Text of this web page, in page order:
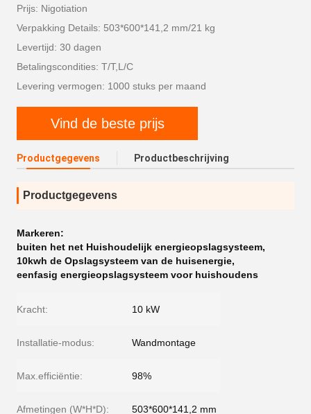
Prijs: Nigotiation
Verpakking Details: 503*600*141,2 mm/21 kg
Levertijd: 30 dagen
Betalingscondities: T/T,L/C
Levering vermogen: 1000 stuks per maand
Vind de beste prijs
Productgegevens Productbeschrijving
Productgegevens
Markeren:
buiten het net Huishoudelijk energieopslagsysteem,
10kwh de Opslagsysteem van de huisenergie,
eenfasig energieopslagsysteem voor huishoudens
Kracht: 10 kW
Installatie-modus: Wandmontage
Max.efficiëntie: 98%
Afmetingen (W*H*D): 503*600*141,2 mm